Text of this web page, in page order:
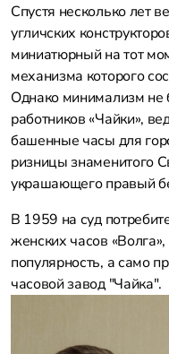
Спустя несколько лет
угличских
миниатюрный на тот
механизма которого
Однако минимализм не
работников «Чайки»,
башенные часы для
ризницы знаменитого
украшающего правый
В 1959 на суд
женских часов
популярность, а само
часовой завод "Чайка".